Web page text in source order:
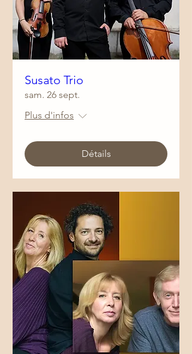
Susato Trio
sam. 26 sept.
Plus d'infos
Détails